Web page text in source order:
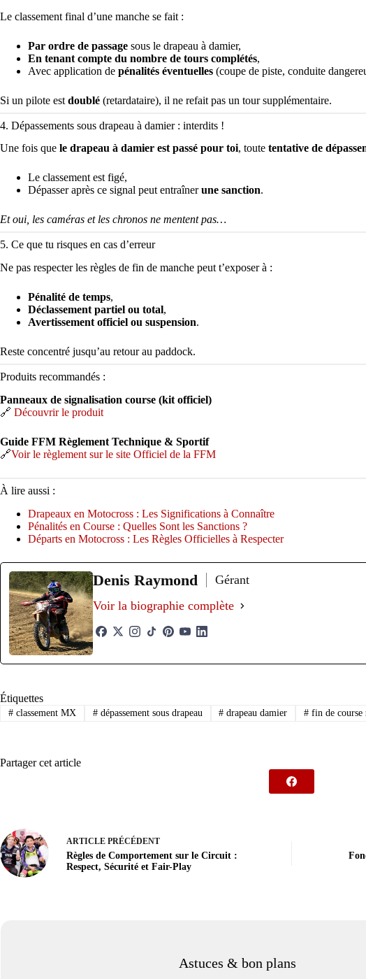
Le classement final d’une manche se fait :
Par ordre de passage sous le drapeau à damier,
En tenant compte du nombre de tours complétés,
Avec application de pénalités éventuelles (coupe de piste, conduite
Si un pilote est doublé (retardataire), il ne refait pas un tour supplémentaire.
4. Dépassements sous drapeau à damier : interdits !
Une fois que le drapeau à damier est passé pour toi, toute tentative de
Le classement est figé,
Dépasser après ce signal peut entraînerune sanction.
Et oui, les caméras et les chronos ne mentent pas…
5. Ce que tu risques en cas d’erreur
Ne pas respecter les règles de fin de manche peut t’exposer à :
Pénalité de temps,
Déclassement partiel ou total,
Avertissement officiel ou suspension.
Reste concentré jusqu’au retour au paddock.
Produits recommandés :
Panneaux de signalisation course (kit officiel)
🔗 Découvrir le produit
Guide FFM Règlement Technique & Sportif
🔗Voir le règlement sur le site Officiel de la FFM
À lire aussi :
Drapeaux en Motocross : Les Significations à Connaître
Pénalités en Course : Quelles Sont les Sanctions ?
Départs en Motocross : Les Règles Officielles à Respecter
Denis Raymond
Gérant
Voir la biographie complète
Étiquettes
#classement MX #dépassement sous drapeau # drapeau damier # fin de course
Partager cet article
ARTICLE PRÉCÉDENT
Règles de Comportement sur le Circuit :
Respect, Sécurité et Fair-Play
Astuces & bon plans